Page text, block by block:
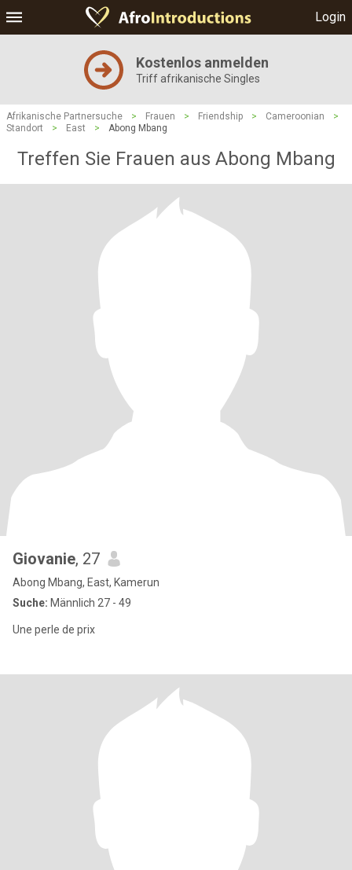
Login
Kostenlos anmelden
Triff afrikanische Singles
Afrikanische Partnersuche > Frauen > Friendship > Cameroonian
>
Standort
> East > Abong Mbang
Treffen Sie Frauen aus Abong Mbang
Giovanie, 27
Abong Mbang, East, Kamerun
Suche: Männlich 27 - 49
Une perle de prix